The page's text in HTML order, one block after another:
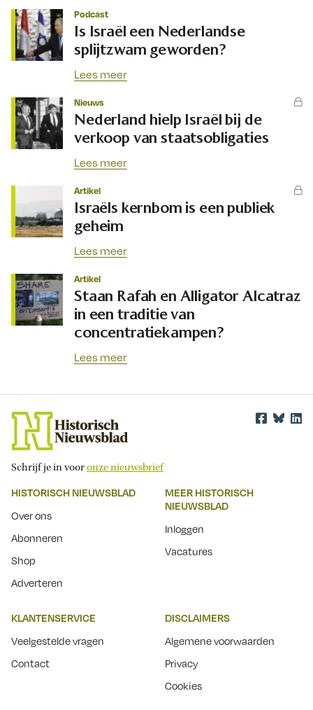
Podcast
Is Israël een Nederlandse
splijtzwam geworden?
Lees meer
Nieuws
Nederland hielp Israël bij de
verkoop van staatsobligaties
Lees meer
Artikel
Israëls kernbom is een publiek
geheim
Lees meer
Artikel
Staan Rafah en Alligator Alcatraz
in een traditie van
concentratiekampen?
Lees meer
Schrijf je in vooronze nieuwsbrief
HISTORISCH NIEUWSBLAD
Over ons
Abonneren
Shop
Adverteren
MEER HISTORISCH
NIEUWSBLAD
Inloggen
Vacatures
KLANTENSERVICE
Veelgestelde vragen
Contact
DISCLAIMERS
Algemene voorwaarden
Privacy
Cookies